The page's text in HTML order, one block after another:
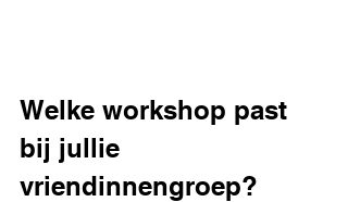
Welke workshop past
bij jullie
vriendinnengroep?